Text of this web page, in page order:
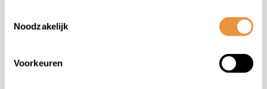
Noodzakelijk
Voorkeuren